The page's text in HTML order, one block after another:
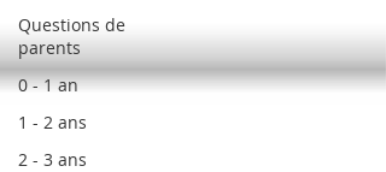
Questions de
parents
0 - 1 an
1 - 2 ans
2 - 3 ans